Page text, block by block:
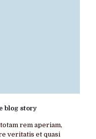
blog story
rem aperiam,
veritatis et quasi